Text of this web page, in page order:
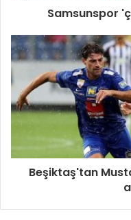
Samsunspor
Beşiktaş'tan